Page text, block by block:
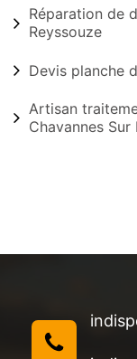
Réparation de
Reyssouze
Devis planche
Artisan
Chavannes Sur